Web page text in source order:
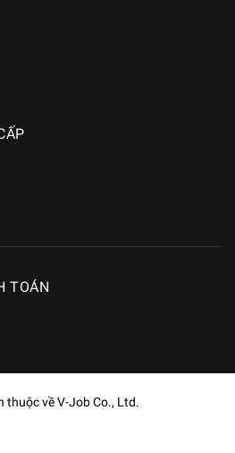
TOÁN
thuộc về V-Job Co., Ltd.